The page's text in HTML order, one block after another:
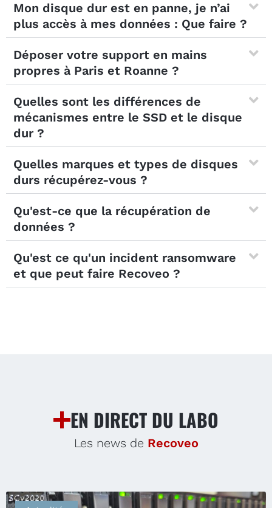
Mon disque dur est en panne, je n’ai
plus accès à mes données : Que faire ?
Déposer votre support en mains
propres à Paris et Roanne ?
Quelles sont les différences de
mécanismes entre le SSD et le disque
dur ?
Quelles marques et types de disques
durs récupérez-vous ?
Qu'est-ce que la récupération de
données ?
Qu'est ce qu'un incident ransomware
et que peut faire Recoveo ?
EN DIRECT DU LABO
Les news de Recoveo